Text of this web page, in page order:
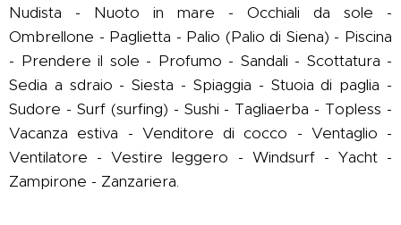
Nudista - Nuoto in mare - Occhiali da sole -
Ombrellone - Paglietta - Palio (Palio di Siena) - Piscina
- Prendere il sole - Profumo - Sandali - Scottatura -
Sedia a sdraio - Siesta - Spiaggia - Stuoia di paglia -
Sudore - Surf (surfing) - Sushi - Tagliaerba - Topless -
Vacanza estiva - Venditore di cocco - Ventaglio -
Ventilatore - Vestire leggero - Windsurf - Yacht -
Zampirone - Zanzariera.